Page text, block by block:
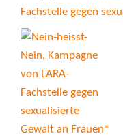
Fachstelle gegen